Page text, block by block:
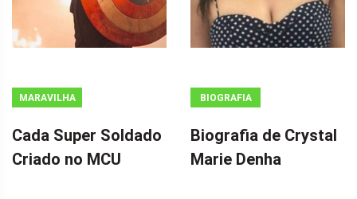
MARAVILHA
Cada Super Soldado
Criado no MCU
BIOGRAFIA
Biografia de Crystal
Marie Denha